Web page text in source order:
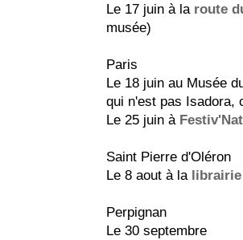
Le 17 juin à la route
musée)
Paris
Le 18 juin au Musée
qui n'est pas Isadora,
Le 25 juin à
Saint Pierre d'Oléron
Le 8 aout à la
Perpignan
Le 30 septembre